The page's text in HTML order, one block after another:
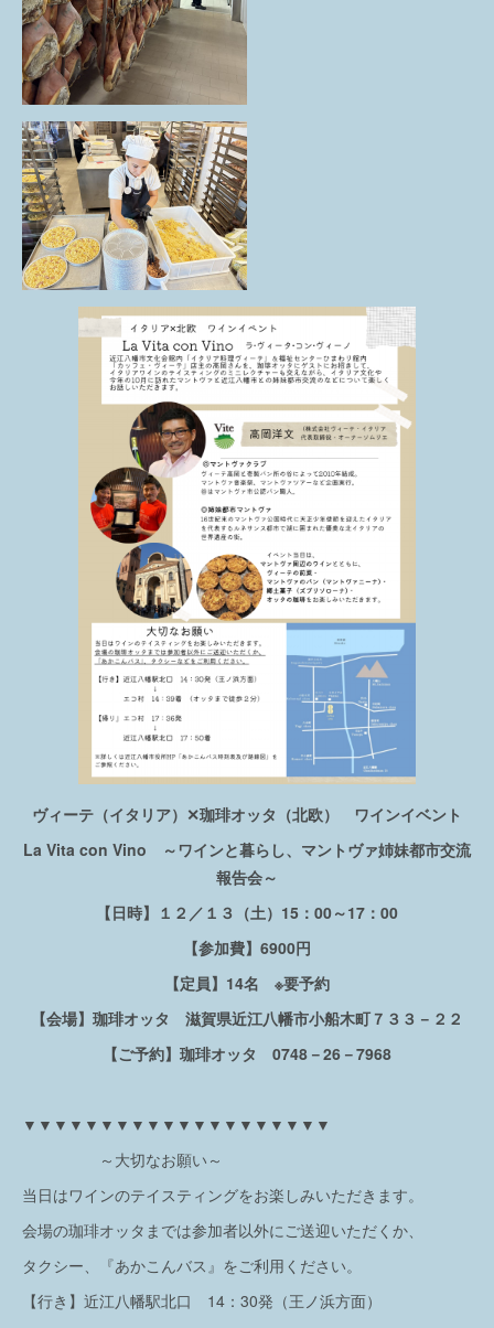
ヴィーテ（イタリア）✕珈琲オッタ（北欧） ワインイベント
La Vita con Vino ～ワインと暮らし、マントヴァ姉妹都市交流
報告会～
【日時】１２／１３（土）15：00～17：00
【参加費】6900円
【定員】14名 ※要予約
【会場】珈琲オッタ 滋賀県近江八幡市小船木町７３３－２２
【ご予約】珈琲オッタ 0748－26－7968
▼▼▼▼▼▼▼▼▼▼▼▼▼▼▼▼▼▼▼▼
～大切なお願い～
当日はワインのテイスティングをお楽しみいただきます。
会場の珈琲オッタまでは参加者以外にご送迎いただくか、
タクシー、『あかこんバス』をご利用ください。
【行き】近江八幡駅北口 14：30発（王ノ浜方面）